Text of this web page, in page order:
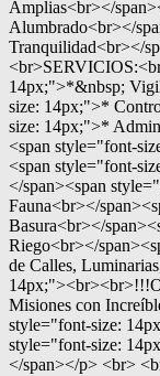
Amplias<br></
Alumbrado<br></
Tranquilidad<br></
14px;">*&nbsp;
size: 14px;">*
size: 14px;">*
<span style="font-
<span style="font-
</span><span
Fauna<br></
Basura<br></
Riego<br></
de Calles,
Misiones con
style="font-size:
style="font-size:
</span></p> <br>